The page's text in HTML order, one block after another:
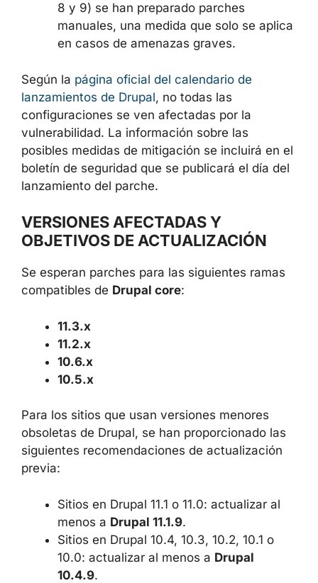
8 y 9) se han preparado parches
manuales, una medida que solo se aplica
en casos de amenazas graves.
Según la página oficial del calendario de
lanzamientos de Drupal, no todas las
configuraciones se ven afectadas por la
vulnerabilidad. La información sobre las
posibles medidas de mitigación se incluirá en el
boletín de seguridad que se publicará el día del
lanzamiento del parche.
VERSIONES AFECTADAS Y
OBJETIVOS DE ACTUALIZACIÓN
Se esperan parches para las siguientes ramas
compatibles de Drupal core:
11.3.x
11.2.x
10.6.x
10.5.x
Para los sitios que usan versiones menores
obsoletas de Drupal, se han proporcionado las
siguientes recomendaciones de actualización
previa:
Sitios en Drupal 11.1 o 11.0: actualizar al
menos a Drupal 11.1.9.
Sitios en Drupal 10.4, 10.3, 10.2, 10.1 o
10.0: actualizar al menos a Drupal
10.4.9.